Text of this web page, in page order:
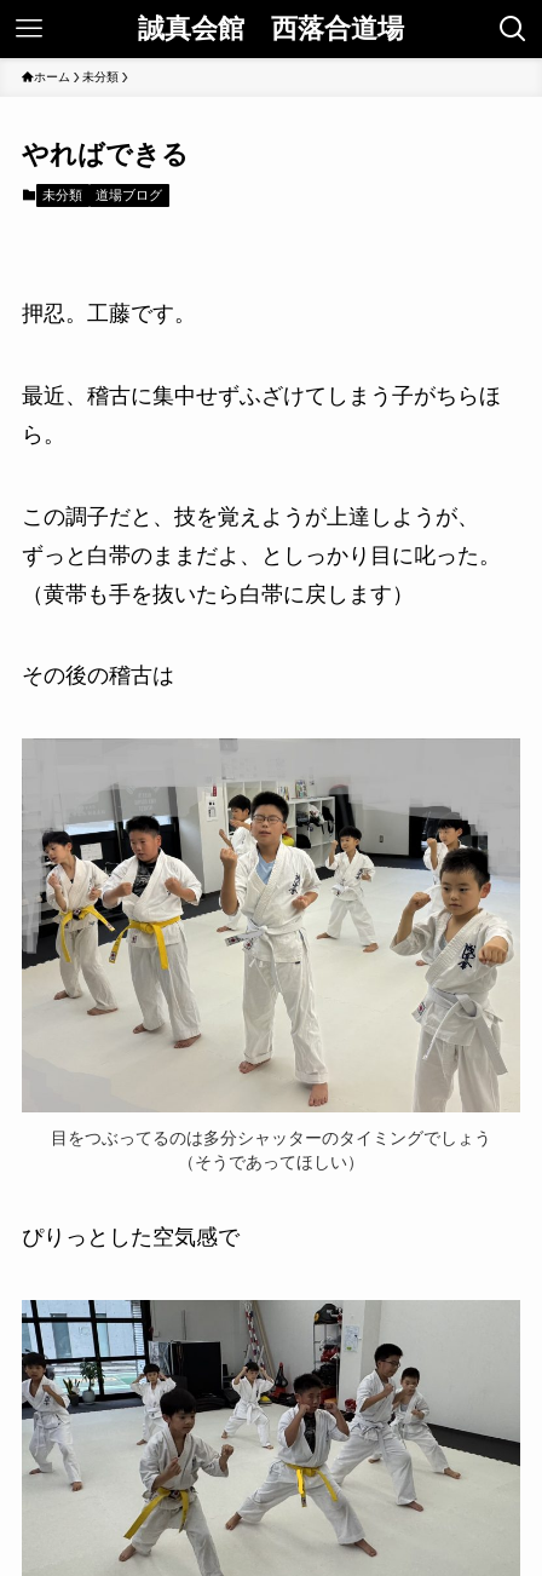
誠真会館 西落合道場
ホーム 未分類
やればできる
未分類 道場ブログ
押忍。工藤です。
最近、稽古に集中せずふざけてしまう子がちらほ
ら。
この調子だと、技を覚えようが上達しようが、
ずっと白帯のままだよ、としっかり目に叱った。
（黄帯も手を抜いたら白帯に戻します）
その後の稽古は
目をつぶってるのは多分シャッターのタイミングでしょう
（そうであってほしい）
ぴりっとした空気感で